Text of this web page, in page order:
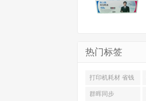
热门标签
打印机耗材 省钱
群晖同步